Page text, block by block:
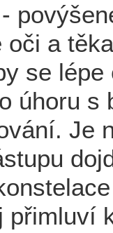
-
oči a
se
úhoru s
Je
přimluví